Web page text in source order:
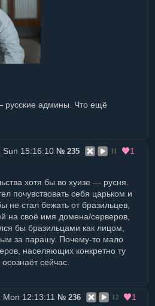
русские админы. Что ещё
15:16:10 № 235 11 1
хотя бы во хуизе — русня.
почувствовать себя царьком и
не стал бежать от бразильцев,
на своё имя домена/серверов,
бы бразильцами как лицом,
за парашу. Почему-то мало
населяющих конкретно ту
сейчас.
12:13:11 № 236 12 1